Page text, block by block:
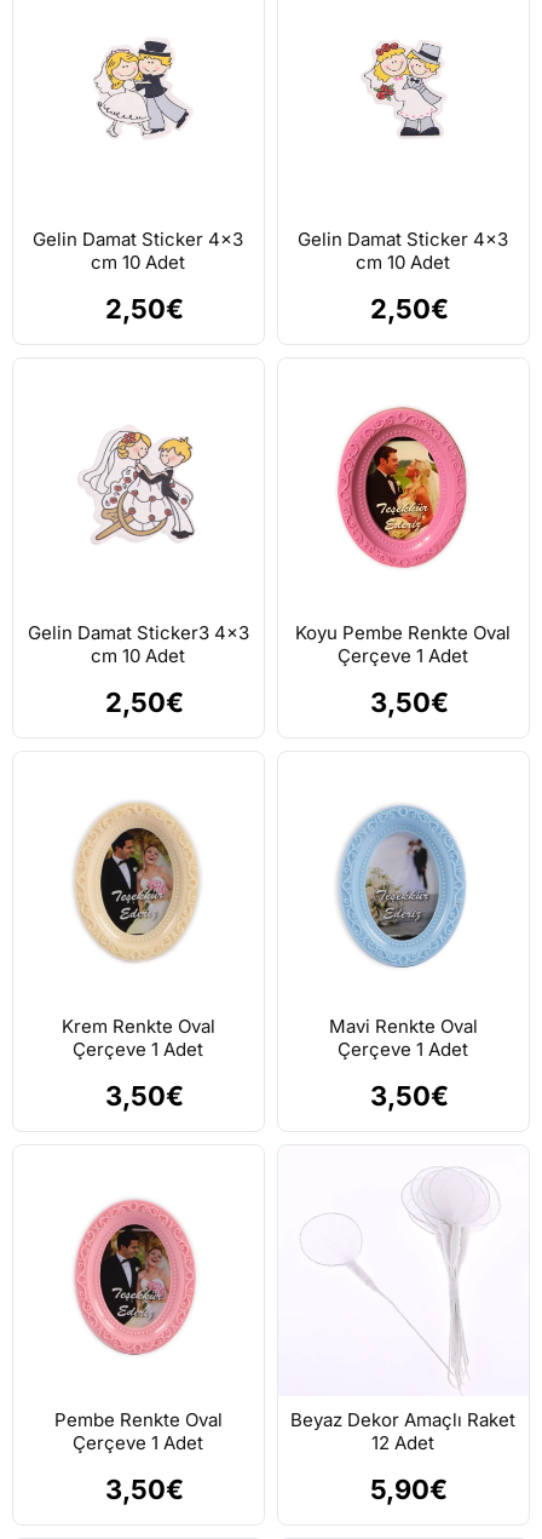
Gelin Damat Sticker 4x3
cm 10 Adet
2,50€
Gelin Damat Sticker 4x3
cm 10 Adet
2,50€
Gelin Damat Sticker3 4x3
cm 10 Adet
2,50€
Koyu Pembe Renkte Oval
Çerçeve 1 Adet
3,50€
Krem Renkte Oval
Çerçeve 1 Adet
3,50€
Mavi Renkte Oval
Çerçeve 1 Adet
3,50€
Pembe Renkte Oval
Çerçeve 1 Adet
3,50€
Beyaz Dekor Amaçlı Raket
12 Adet
5,90€